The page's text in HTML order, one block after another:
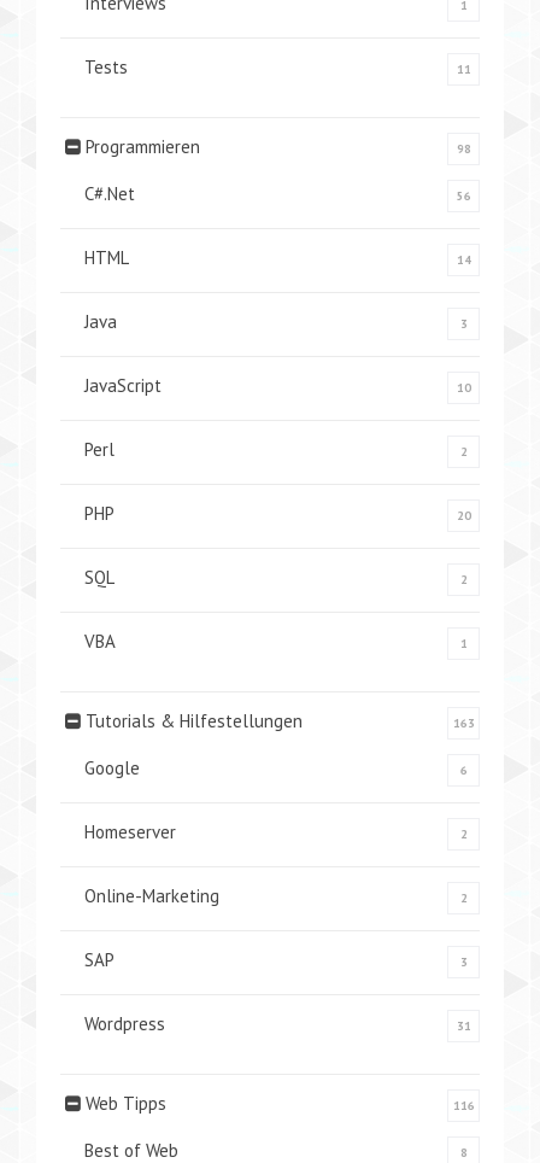
1
Tests 11
Programmieren 98
C#.Net 56
HTML 14
Java 3
JavaScript 10
Perl 2
PHP 20
SQL 2
VBA 1
Tutorials & Hilfestellungen 163
Google 6
Homeserver 2
Online-Marketing 2
SAP 3
Wordpress 31
Web Tipps 116
Best of Web 8